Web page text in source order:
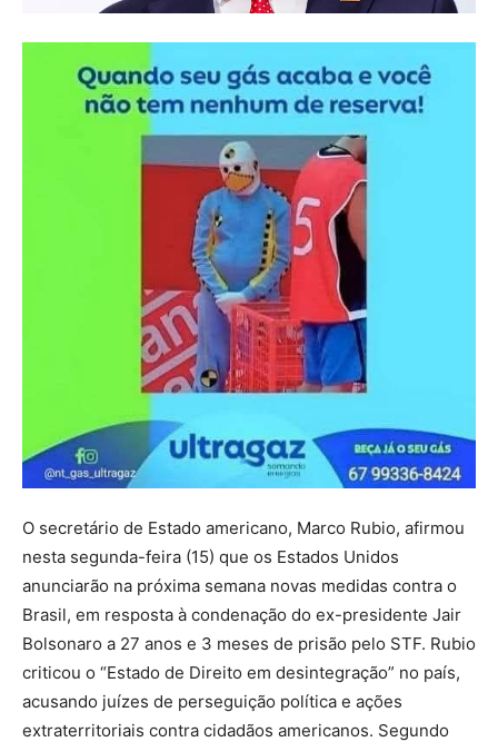
O secretário de Estado americano, Marco Rubio, afirmou
nesta segunda-feira (15) que os Estados Unidos
anunciarão na próxima semana novas medidas contra o
Brasil, em resposta à condenação do ex-presidente Jair
Bolsonaro a 27 anos e 3 meses de prisão pelo STF. Rubio
criticou o “Estado de Direito em desintegração” no país,
acusando juízes de perseguição política e ações
extraterritoriais contra cidadãos americanos. Segundo